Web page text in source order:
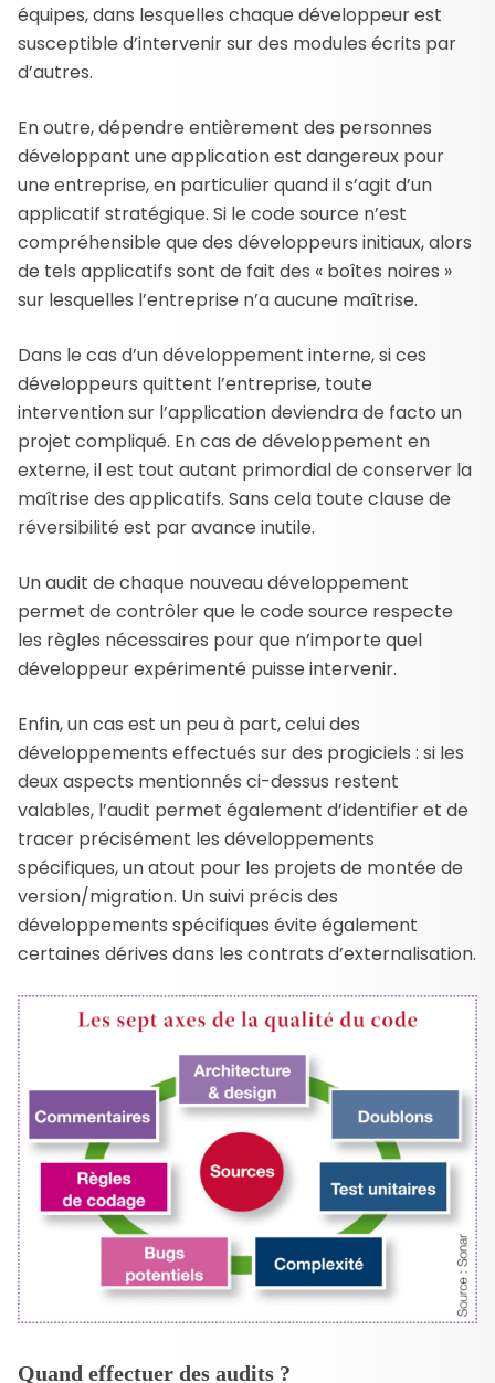
équipes, dans lesquelles chaque développeur est
susceptible d’intervenir sur des modules écrits par
d’autres.
En outre, dépendre entièrement des personnes
développant une application est dangereux pour
une entreprise, en particulier quand il s’agit d’un
applicatif stratégique. Si le code source n’est
compréhensible que des développeurs initiaux, alors
de tels applicatifs sont de fait des « boîtes noires »
sur lesquelles l’entreprise n’a aucune maîtrise.
Dans le cas d’un développement interne, si ces
développeurs quittent l’entreprise, toute
intervention sur l’application deviendra de facto un
projet compliqué. En cas de développement en
externe, il est tout autant primordial de conserver la
maîtrise des applicatifs. Sans cela toute clause de
réversibilité est par avance inutile.
Un audit de chaque nouveau développement
permet de contrôler que le code source respecte
les règles nécessaires pour que n’importe quel
développeur expérimenté puisse intervenir.
Enfin, un cas est un peu à part, celui des
développements effectués sur des progiciels : si les
deux aspects mentionnés ci-dessus restent
valables, l’audit permet également d’identifier et de
tracer précisément les développements
spécifiques, un atout pour les projets de montée de
version/migration. Un suivi précis des
développements spécifiques évite également
certaines dérives dans les contrats d’externalisation.
Quand effectuer des audits ?